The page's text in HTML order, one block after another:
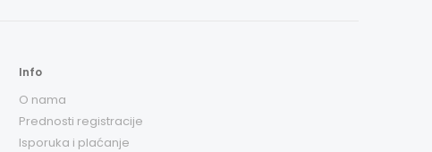
Info
O nama
Prednosti registracije
Isporuka i plaćanje